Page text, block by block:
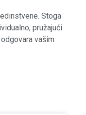
Stoga
pružajući
vašim